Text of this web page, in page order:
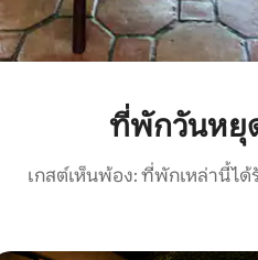
ที่พักวันหยุ
เกสต์เห็นพ้อง: ที่พักเหล่านี้ไ